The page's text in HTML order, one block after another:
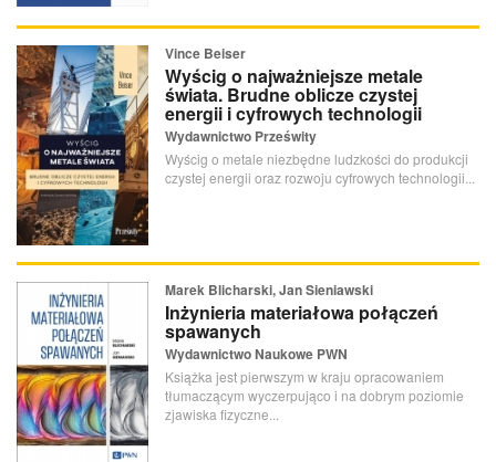
Vince Beiser
Wyścig o najważniejsze metale
świata. Brudne oblicze czystej
energii i cyfrowych technologii
Wydawnictwo Prześwity
Wyścig o metale niezbędne ludzkości do produkcji
czystej energii oraz rozwoju cyfrowych technologii...
Marek Blicharski, Jan Sieniawski
Inżynieria materiałowa połączeń
spawanych
Wydawnictwo Naukowe PWN
Książka jest pierwszym w kraju opracowaniem
tłumaczącym wyczerpująco i na dobrym poziomie
zjawiska fizyczne...